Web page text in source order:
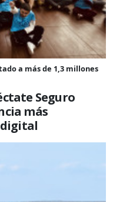
a más de 1,3 millones
Seguro
más